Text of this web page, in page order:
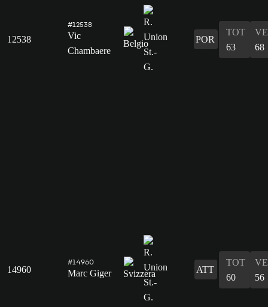
12538
#12538
Vic
Chambaere
POR
TOT
63
68
14960
#14960
Marc Giger ATT
TOT
60
56